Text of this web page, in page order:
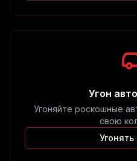
Угон
Угоняйте роскошные
свою
Угонять